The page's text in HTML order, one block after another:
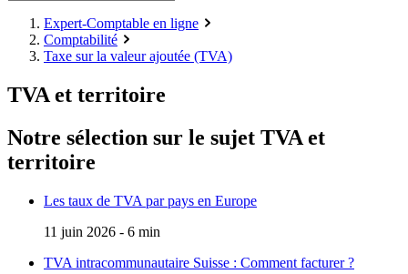
Expert-Comptable en ligne
Comptabilité
Taxe sur la valeur ajoutée (TVA)
TVA et territoire
Notre sélection sur le sujet TVA et
territoire
Les taux de TVA par pays en Europe
11 juin 2026 - 6 min
TVA intracommunautaire Suisse : Comment facturer ?